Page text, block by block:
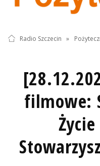
Radio Szczecin »
filmowe: